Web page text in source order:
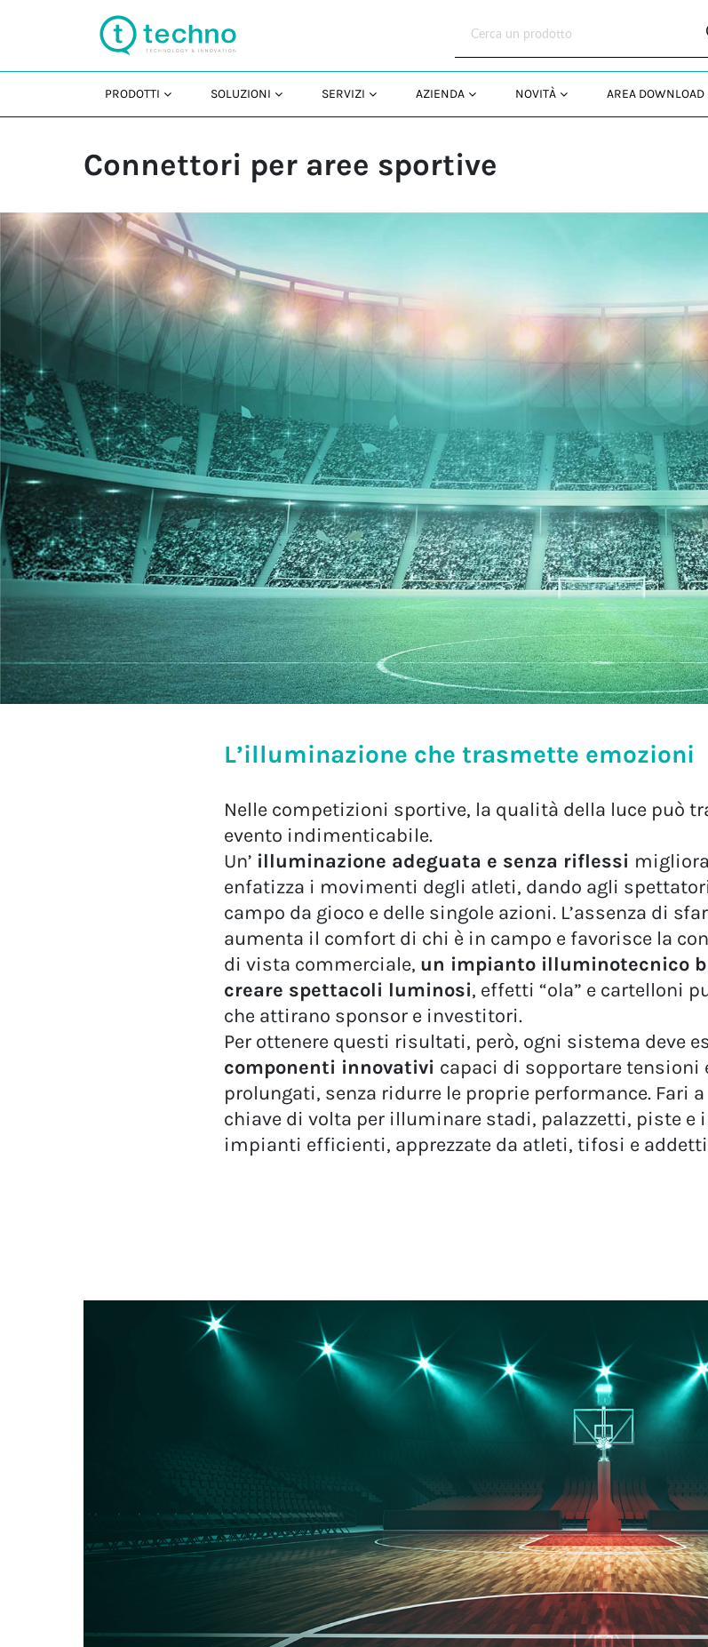
PRODOTTI SOLUZIONI SERVIZI AZIENDA NOVITÀ AREA DOWNLOAD
Connettori per aree sportive
L’illuminazione che trasmette emozioni
Nelle competizioni sportive, la qualità della luce può
evento indimenticabile.
Un’ illuminazione adeguata e senza riflessi
enfatizza i movimenti degli atleti, dando agli
campo da gioco e delle singole azioni. L’assenza di
aumenta il comfort di chi è in campo e favorisce la
di vista commerciale, un impianto illuminotecnico
creare spettacoli luminosi, effetti “ola” e cartelloni
che attirano sponsor e investitori.
Per ottenere questi risultati, però, ogni sistema deve
componenti innovativi capaci di sopportare tensioni
prolungati, senza ridurre le proprie performance. Fari
chiave di volta per illuminare stadi, palazzetti, piste
impianti efficienti, apprezzate da atleti, tifosi e